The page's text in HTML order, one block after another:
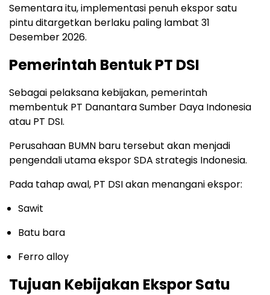
Sementara itu, implementasi penuh ekspor satu
pintu ditargetkan berlaku paling lambat 31
Desember 2026.
Pemerintah Bentuk PT DSI
Sebagai pelaksana kebijakan, pemerintah
membentuk PT Danantara Sumber Daya Indonesia
atau PT DSI.
Perusahaan BUMN baru tersebut akan menjadi
pengendali utama ekspor SDA strategis Indonesia.
Pada tahap awal, PT DSI akan menangani ekspor:
Sawit
Batu bara
Ferro alloy
Tujuan Kebijakan Ekspor Satu